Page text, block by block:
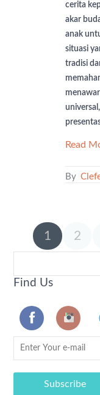
cerita
akar
anak
situasi
tradisi
Read
By
1 2
Find Us